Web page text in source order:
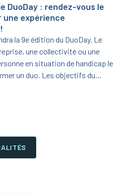
DuoDay : rendez-vous le
une expérience
la 9e édition du DuoDay. Le
une collectivité ou une
en situation de handicap le
un duo. Les objectifs du
un métier, favoriser
entre professionnels et
de handicap, employeurs,
inscrivez-vous dès maintenant